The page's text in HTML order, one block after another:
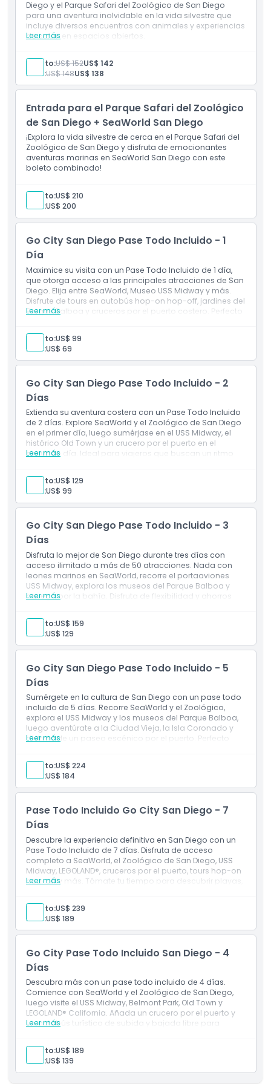
Aspectos Destacados
Inclusiones
Exclusiones
Horario de Apertura
Cosas a Saber
Ubicación
Cómo Llegar
Cómo Canjear
Política de Cancelación
Diego y el Parque Safari del Zoológico de San Diego
para una aventura inolvidable en la vida silvestre que
incluye diversos encuentros con animales y experiencias
de safari en espacios abiertos.
Leer más
Adulto:US$ 152US$ 142
Niño:US$ 148US$ 138
Entrada para el Parque Safari del Zoológico
de San Diego + SeaWorld San Diego
¡Explora la vida silvestre de cerca en el Parque Safari del
Zoológico de San Diego y disfruta de emocionantes
aventuras marinas en SeaWorld San Diego con este
boleto combinado!
Adulto:US$ 210
Niño:US$ 200
Go City San Diego Pase Todo Incluido - 1
Día
Maximice su visita con un Pase Todo Incluido de 1 día,
que otorga acceso a las principales atracciones de San
Diego. Elija entre SeaWorld, Museo USS Midway y más.
Disfrute de tours en autobús hop-on hop-off, jardines del
Parque Balboa y cruceros por el puerto costero. Perfecto
la ciudad.
Leer más
Incluye
Pase de atracción de 1 día
Entrada a: 50+ actividades en San Diego
atracciones
Adulto:US$ 99
Niño:US$ 69
Go City San Diego Pase Todo Incluido - 2
Días
Extienda su aventura costera con un Pase Todo Incluido
de 2 días. Explore SeaWorld y el Zoológico de San Diego
en el primer día, luego sumérjase en el USS Midway, el
histórico Old Town y un crucero por el puerto en el
segundo día. Ideal para viajeros que buscan un ritmo
Leer más
Incluye
Pase de atracciones consecutivo de 2 días
Entrada a: más de 50 actividades en San Diego
Guía Digital con información y instrucciones de las
Adulto:US$ 129
Niño:US$ 99
Go City San Diego Pase Todo Incluido - 3
Días
Disfruta lo mejor de San Diego durante tres días con
acceso ilimitado a más de 50 atracciones. Nada con
leones marinos en SeaWorld, recorre el portaaviones
USS Midway, explora los museos del Parque Balboa y
navega por la bahía. Disfruta de flexibilidad y ahorros
Leer más
Incluye
Pase de atracciones consecutivo por 3 días
Entrada a: más de 50 actividades en San Diego
Entrada gratuita a una atracción premium de tu
Boat Adventures, o un boleto de 3 días para el Tour
en Tranvía Hop-On Hop-Off de Old Town)
atracciones
Adulto:US$ 159
Niño:US$ 129
Go City San Diego Pase Todo Incluido - 5
Días
Sumérgete en la cultura de San Diego con un pase todo
incluido de 5 días. Recorre SeaWorld y el Zoológico,
explora el USS Midway y los museos del Parque Balboa,
luego aventúrate a la Ciudad Vieja, la Isla Coronado y
disfruta de un paseo escénico por el puerto. Perfecto
variedad.
Leer más
Incluye
Pase de atracciones consecutivo de 5 días
Entrada a: más de 50 actividades en San Diego
elección (elige entre SeaWorld San Diego, Speed
Boat Adventures, o un boleto para el Tour en Tranvía
Guía Digital con información de las atracciones e
instrucciones.
Adulto:US$ 224
Niño:US$ 184
Pase Todo Incluido Go City San Diego - 7
Días
Descubre la experiencia definitiva en San Diego con un
Pase Todo Incluido de 7 días. Disfruta de acceso
completo a SeaWorld, el Zoológico de San Diego, USS
Midway, LEGOLAND®, cruceros por el puerto, tours hop-on
hop-off y más. Tómate tu tiempo para descubrir playas,
Leer más
Inclusiones
Pase consecutivo de 7 días para atracciones
Entrada a: más de 50 actividades en San Diego
Entrada gratuita a una atracción premium de tu
en lancha rápida o un boleto de 3 días para el Tour
Hop-On Hop-Off en el Old Town Trolley)
atracciones.
Adulto:US$ 239
Niño:US$ 189
Go City Pase Todo Incluido San Diego - 4
Días
Descubra más con un pase todo incluido de 4 días.
Comience con SeaWorld y el Zoológico de San Diego,
luego visite el USS Midway, Belmont Park, Old Town y
LEGOLAND® California. Añada un crucero por el puerto y
un autobús turístico de subida y bajada libre para
de San Diego.
Leer más
Adulto:US$ 189
Niño:US$ 139